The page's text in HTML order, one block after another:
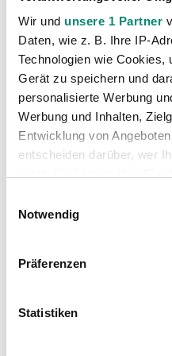
Wir und unsere 1 Partner
Daten, wie z. B. Ihre IP-
Technologien wie Cookies,
Gerät zu speichern und
personalisierte Werbung
Werbung und Inhalten,
Entwicklung von
entscheiden darüber, wer
Trigger Symbol ändern oder
Erfahren Sie mehr
verarbeitet werden, und
Wir verwenden Cookies,
Notwendig
Präferenzen
Statistiken
Es müssen Punkte her
WEITERE NEWS